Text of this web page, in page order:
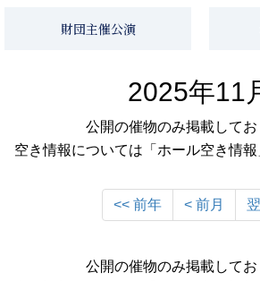
財団主催公演
2025年11
公開の催物のみ掲載してお
空き情報については「ホール空き情報
<< 前年 < 前月
公開の催物のみ掲載してお